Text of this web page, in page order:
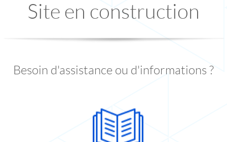
Site en construction
Besoin d'assistance ou d'informations ?